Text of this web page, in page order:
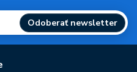
Odoberať newsletter